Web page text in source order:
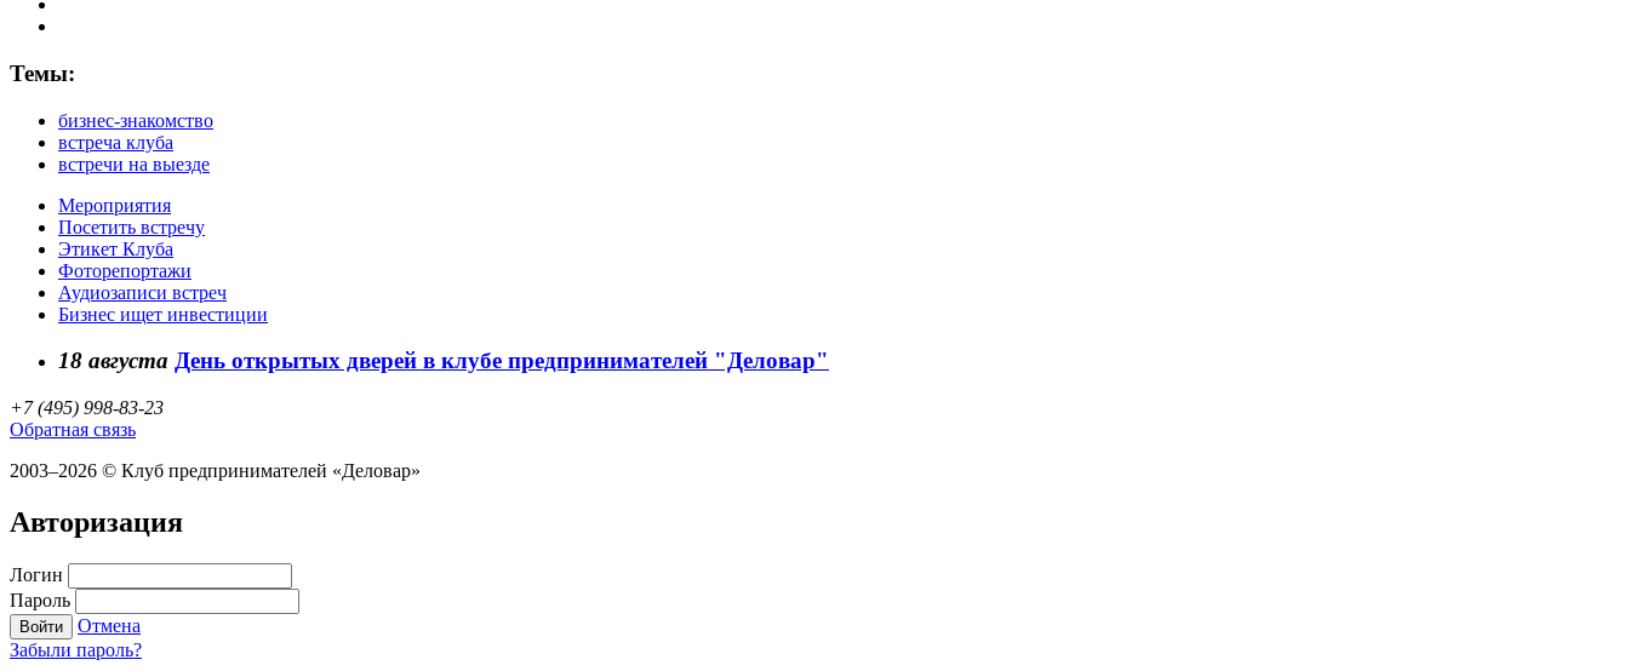
Темы:
бизнес-знакомство
встреча клуба
встречи на выезде
Мероприятия
Посетить встречу
Этикет Клуба
Фоторепортажи
Аудиозаписи встреч
Бизнес ищет инвестиции
18 августа День открытых дверей в клубе предпринимателей "Деловар"
+7 (495) 998-83-23
Обратная связь
2003–2026 © Клуб предпринимателей «Деловар»
Авторизация
Логин
Пароль
Войти
Отмена
Забыли пароль?